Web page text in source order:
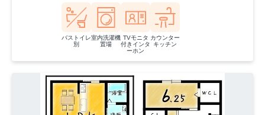
バストイレ
別
室内洗濯機
置場
TVモニタ
付きインタ
ーホン
カウンター
キッチン